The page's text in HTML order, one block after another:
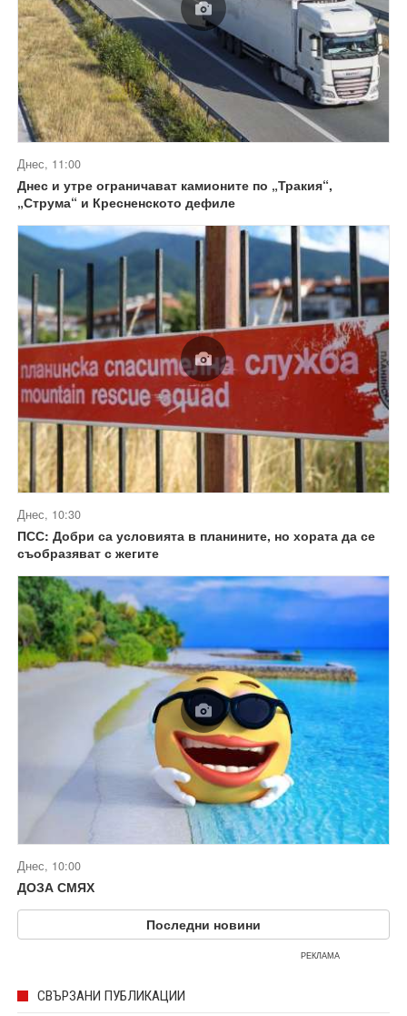
Днес, 11:00
Днес и утре ограничават камионите по „Тракия“,
„Струма“ и Кресненското дефиле
Днес, 10:30
ПСС: Добри са условията в планините, но хората да се
съобразяват с жегите
Днес, 10:00
ДОЗА СМЯХ
Последни новини
РЕКЛАМА
СВЪРЗАНИ ПУБЛИКАЦИИ